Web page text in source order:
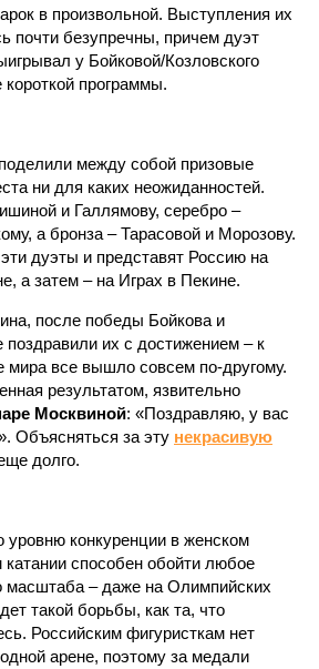
в произвольной. Выступления их
почти безупречны, причем дуэт
у Бойковой/Козловского
программы.
между собой призовые
ни для каких неожиданностей.
и Галлямову, серебро –
а бронза – Тарасовой и Морозову.
дуэты и представят Россию на
а затем – на Играх в Пекине.
после победы Бойкова и
поздравили их с достижением – к
мира все вышло совсем по-другому.
результатом, язвительно
Москвиной: «Поздравляю, у вас
Объясняться за эту некрасивую
долго.
уровню конкуренции в женском
способен обойти любое
масштаба – даже на Олимпийских
такой борьбы, как та, что
Российским фигуристкам нет
арене, поэтому за медали